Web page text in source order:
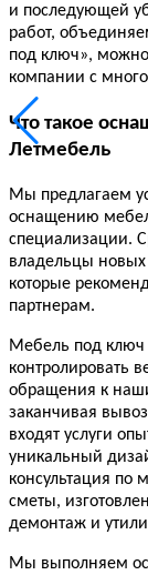
и последующей
работ,
под ключ»,
компании с
Что такое
Летмебель
Мы предлагаем
оснащению
специализации.
владельцы новых
которые
партнерам.
Мебель под ключ
контролировать
обращения к
заканчивая
входят услуги
уникальный
консультация по
сметы,
демонтаж и
Мы выполняем